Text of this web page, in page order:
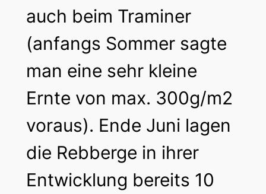
auch beim Traminer
(anfangs Sommer sagte
man eine sehr kleine
Ernte von max. 300g/m2
voraus). Ende Juni lagen
die Rebberge in ihrer
Entwicklung bereits 10